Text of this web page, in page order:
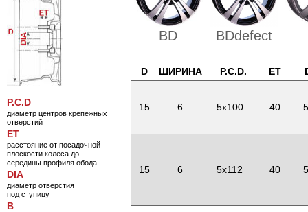
P.C.D
диаметр центров крепежных
отверстий
ET
расстояние от посадочной
плоскости колеса до
середины профиля обода
DIA
диаметр отверстия
под ступицу
B
BD BDdefect
D ШИРИНА P.C.D. ET
15 6 5x100 40
15 6 5x112 40